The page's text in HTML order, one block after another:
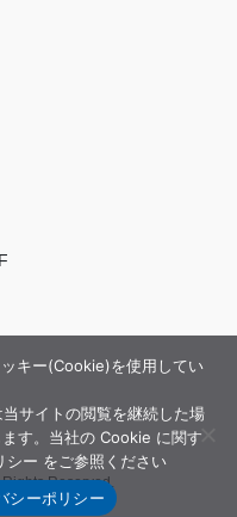
Reserved.
キー(Cookie)を使用してい
サイトの閲覧を継続した場
す。当社の Cookie に関す
シー をご参照ください
シーポリシー